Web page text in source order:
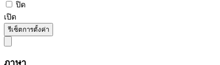
ปิด
เปิด
รีเซ็ตการตั้งค่า
ภาษา